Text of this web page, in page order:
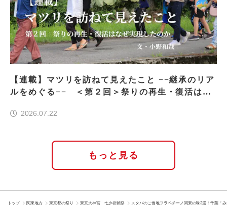
【連載】マツリを訪ねて見えたこと −−継承のリア
ルをめぐる−− ＜第２回＞祭りの再生・復活はな
2026.07.22
もっと見る
トップ 関東地方 東京都の祭り 東京大神宮 七夕祈願祭 スタバのご当地フラペチーノ関東の味3選！千葉「